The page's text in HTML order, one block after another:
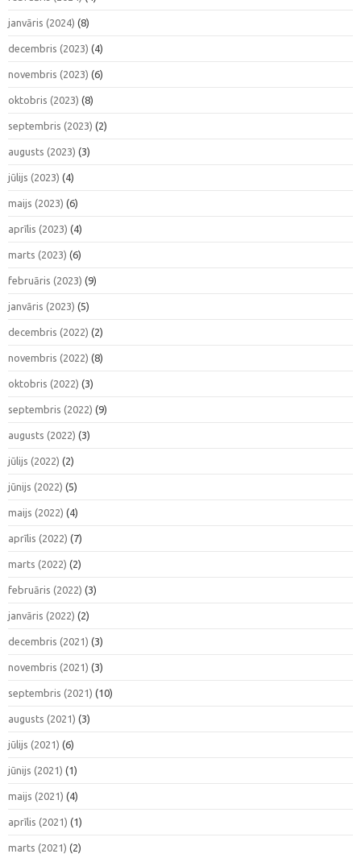
janvāris (2024) (8)
decembris (2023) (4)
novembris (2023) (6)
oktobris (2023) (8)
septembris (2023) (2)
augusts (2023) (3)
jūlijs (2023) (4)
maijs (2023) (6)
aprīlis (2023) (4)
marts (2023) (6)
februāris (2023) (9)
janvāris (2023) (5)
decembris (2022) (2)
novembris (2022) (8)
oktobris (2022) (3)
septembris (2022) (9)
augusts (2022) (3)
jūlijs (2022) (2)
jūnijs (2022) (5)
maijs (2022) (4)
aprīlis (2022) (7)
marts (2022) (2)
februāris (2022) (3)
janvāris (2022) (2)
decembris (2021) (3)
novembris (2021) (3)
septembris (2021) (10)
augusts (2021) (3)
jūlijs (2021) (6)
jūnijs (2021) (1)
maijs (2021) (4)
aprīlis (2021) (1)
marts (2021) (2)